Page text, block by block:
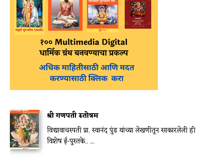
श्री गणपती स्तोत्रम
विद्यावाचस्पती प्रा. स्वानंद पुंड यांच्या लेखणीतून साकारलेली ही
विशेष ई-पुस्तके.. ...